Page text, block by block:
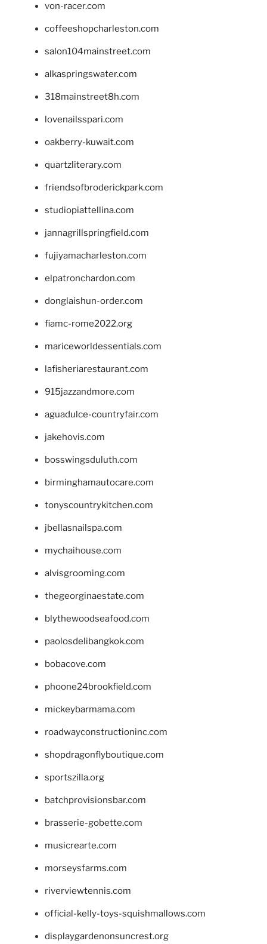
von-racer.com
coffeeshopcharleston.com
salon104mainstreet.com
alkaspringswater.com
318mainstreet8h.com
lovenailsspari.com
oakberry-kuwait.com
quartzliterary.com
friendsofbroderickpark.com
studiopiattellina.com
jannagrillspringfield.com
fujiyamacharleston.com
elpatronchardon.com
donglaishun-order.com
fiamc-rome2022.org
mariceworldessentials.com
lafisheriarestaurant.com
915jazzandmore.com
aguadulce-countryfair.com
jakehovis.com
bosswingsduluth.com
birminghamautocare.com
tonyscountrykitchen.com
jbellasnailspa.com
mychaihouse.com
alvisgrooming.com
thegeorginaestate.com
blythewoodseafood.com
paolosdelibangkok.com
bobacove.com
phoone24brookfield.com
mickeybarmama.com
roadwayconstructioninc.com
shopdragonflyboutique.com
sportszilla.org
batchprovisionsbar.com
brasserie-gobette.com
musicrearte.com
morseysfarms.com
riverviewtennis.com
official-kelly-toys-squishmallows.com
displaygardenonsuncrest.org